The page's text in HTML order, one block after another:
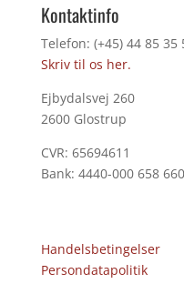
Kontaktinfo
Telefon: (+45) 44 85 35
Skriv til os her.
Ejbydalsvej 260
2600 Glostrup
CVR: 65694611
Bank: 4440-000 658
Handelsbetingelser
Persondatapolitik